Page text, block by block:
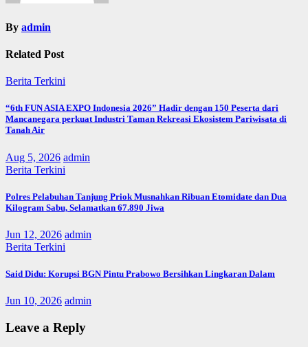
By admin
Related Post
Berita Terkini
“6th FUN ASIA EXPO Indonesia 2026” Hadir dengan 150 Peserta dari
Mancanegara perkuat Industri Taman Rekreasi Ekosistem Pariwisata di
Tanah Air
Aug 5, 2026 admin
Berita Terkini
Polres Pelabuhan Tanjung Priok Musnahkan Ribuan Etomidate dan Dua
Kilogram Sabu, Selamatkan 67.890 Jiwa
Jun 12, 2026 admin
Berita Terkini
Said Didu: Korupsi BGN Pintu Prabowo Bersihkan Lingkaran Dalam
Jun 10, 2026 admin
Leave a Reply